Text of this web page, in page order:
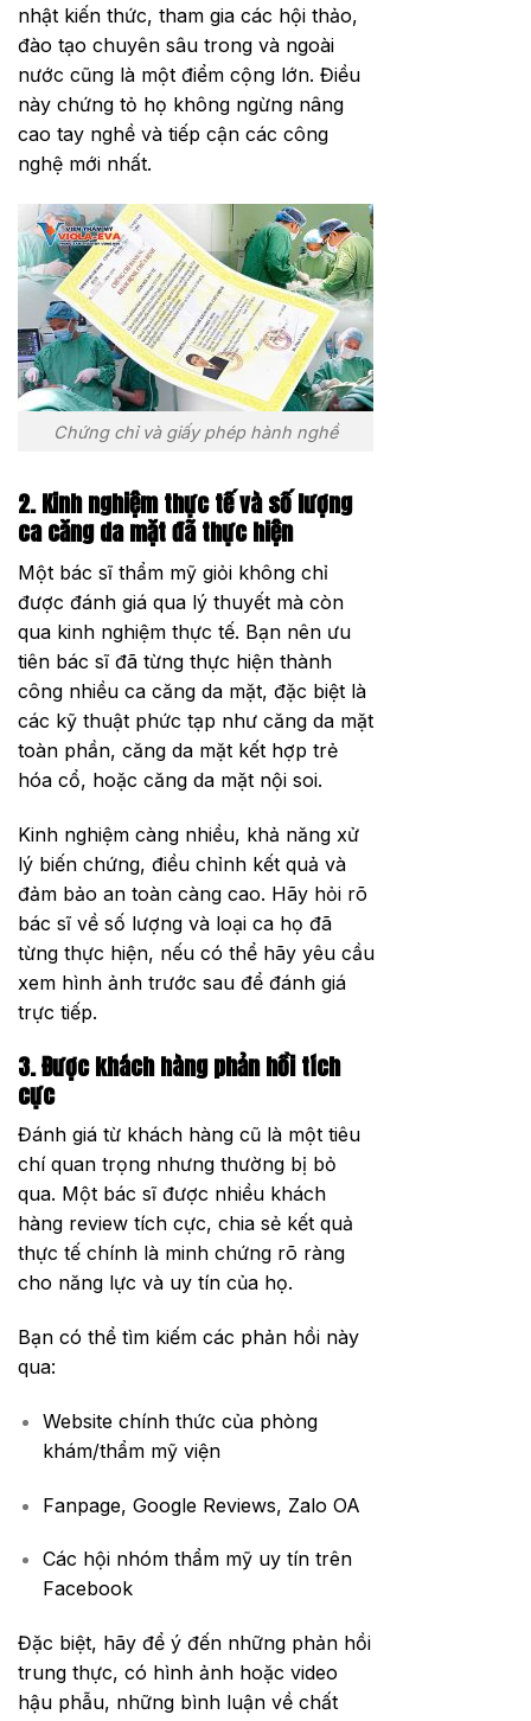
nhật kiến thức, tham gia các hội thảo,
đào tạo chuyên sâu trong và ngoài
nước cũng là một điểm cộng lớn. Điều
này chứng tỏ họ không ngừng nâng
cao tay nghề và tiếp cận các công
nghệ mới nhất.
Chứng chỉ và giấy phép hành nghề
2. Kinh nghiệm thực tế và số lượng
ca căng da mặt đã thực hiện
Một bác sĩ thẩm mỹ giỏi không chỉ
được đánh giá qua lý thuyết mà còn
qua kinh nghiệm thực tế. Bạn nên ưu
tiên bác sĩ đã từng thực hiện thành
công nhiều ca căng da mặt, đặc biệt là
các kỹ thuật phức tạp như căng da mặt
toàn phần, căng da mặt kết hợp trẻ
hóa cổ, hoặc căng da mặt nội soi.
Kinh nghiệm càng nhiều, khả năng xử
lý biến chứng, điều chỉnh kết quả và
đảm bảo an toàn càng cao. Hãy hỏi rõ
bác sĩ về số lượng và loại ca họ đã
từng thực hiện, nếu có thể hãy yêu cầu
xem hình ảnh trước sau để đánh giá
trực tiếp.
3. Được khách hàng phản hồi tích
cực
Đánh giá từ khách hàng cũ là một tiêu
chí quan trọng nhưng thường bị bỏ
qua. Một bác sĩ được nhiều khách
hàng review tích cực, chia sẻ kết quả
thực tế chính là minh chứng rõ ràng
cho năng lực và uy tín của họ.
Bạn có thể tìm kiếm các phản hồi này
qua:
Website chính thức của phòng
khám/thẩm mỹ viện
Fanpage, Google Reviews, Zalo OA
Các hội nhóm thẩm mỹ uy tín trên
Facebook
Đặc biệt, hãy để ý đến những phản hồi
trung thực, có hình ảnh hoặc video
hậu phẫu, những bình luận về chất